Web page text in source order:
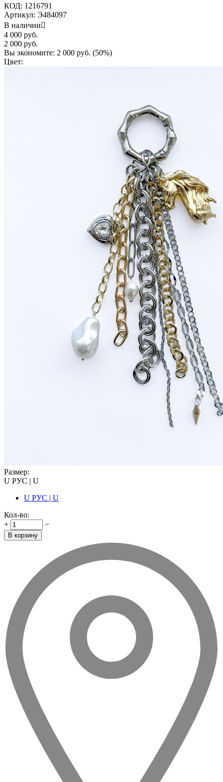
КОД: 1216791
Артикул: Э484097
В наличии
4 000 руб.
2 000 руб.
Вы экономите: 2 000 руб. (50%)
Цвет:
Размер:
U РУС | U
U РУС | U
Кол-во:
+
−
В корзину